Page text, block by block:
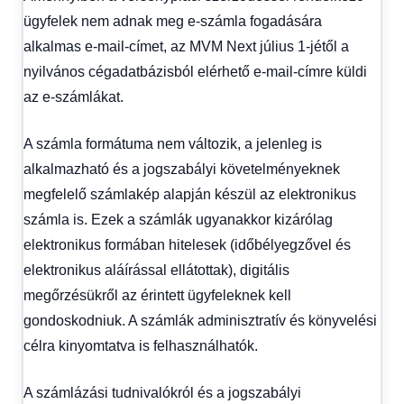
ügyfelek nem adnak meg e-számla fogadására
alkalmas e-mail-címet, az MVM Next július 1-jétől a
nyilvános cégadatbázisból elérhető e-mail-címre küldi
az e-számlákat.
A számla formátuma nem változik, a jelenleg is
alkalmazható és a jogszabályi követelményeknek
megfelelő számlakép alapján készül az elektronikus
számla is. Ezek a számlák ugyanakkor kizárólag
elektronikus formában hitelesek (időbélyegzővel és
elektronikus aláírással ellátottak), digitális
megőrzésükről az érintett ügyfeleknek kell
gondoskodniuk. A számlák adminisztratív és könyvelési
célra kinyomtatva is felhasználhatók.
A számlázási tudnivalókról és a jogszabályi